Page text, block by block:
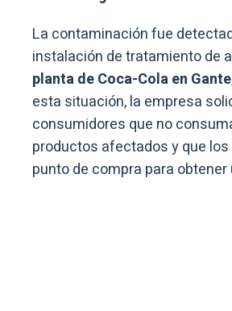
La contaminación fue
instalación de tratamiento de
planta de Coca-Cola en Gante
esta situación, la empresa
consumidores que no
productos afectados y que los
punto de compra para